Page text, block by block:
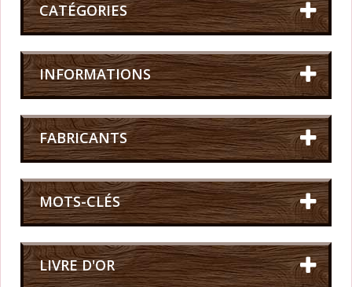
CATÉGORIES
INFORMATIONS
FABRICANTS
MOTS-CLÉS
LIVRE D'OR